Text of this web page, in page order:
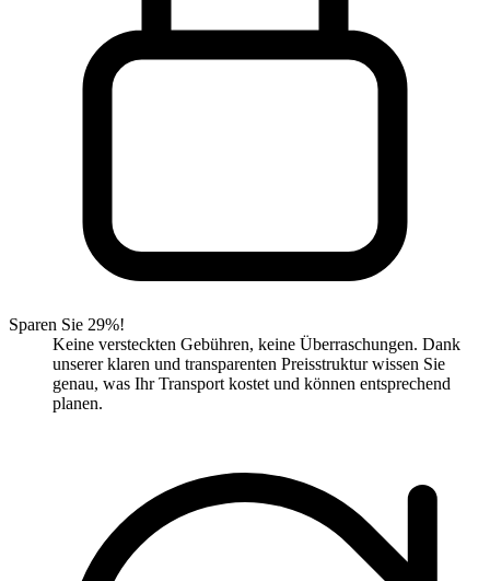
Sparen Sie 29%!
Keine versteckten Gebühren, keine Überraschungen. Dank
unserer klaren und transparenten Preisstruktur wissen Sie
genau, was Ihr Transport kostet und können entsprechend
planen.